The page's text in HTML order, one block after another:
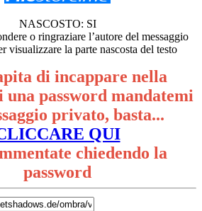
NASCOSTO: SI
o ringraziare l’autore del messaggio
visualizzare la parte nascosta del testo
di incappare nella
una password mandatemi
privato, basta...
QUI
chiedendo la
password